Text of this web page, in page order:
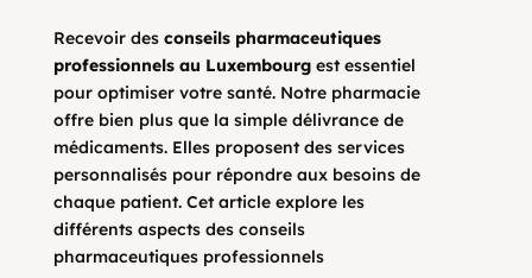
Recevoir des conseils pharmaceutiques
professionnels au Luxembourgest essentiel
pour optimiser votre santé. Notre pharmacie
offre bien plus que la simple délivrance de
médicaments. Elles proposent des services
personnalisés pour répondre aux besoins de
chaque patient. Cet article explore les
différents aspects des conseils
pharmaceutiques professionnels